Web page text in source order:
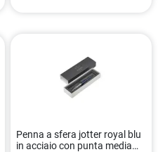
Penna a sfera jotter royal blu
in acciaio con punta media